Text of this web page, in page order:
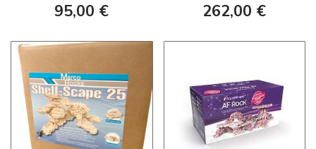
95,00 € 262,00 €